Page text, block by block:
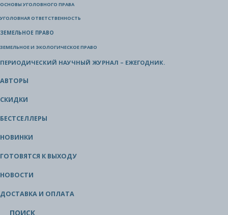
ОСНОВЫ УГОЛОВНОГО ПРАВА
УГОЛОВНАЯ ОТВЕТСТВЕННОСТЬ
ЗЕМЕЛЬНОЕ ПРАВО
ЗЕМЕЛЬНОЕ И ЭКОЛОГИЧЕСКОЕ ПРАВО
ПЕРИОДИЧЕСКИЙ НАУЧНЫЙ ЖУРНАЛ – ЕЖЕГОДНИК.
АВТОРЫ
СКИДКИ
БЕСТСЕЛЛЕРЫ
НОВИНКИ
ГОТОВЯТСЯ К ВЫХОДУ
НОВОСТИ
ДОСТАВКА И ОПЛАТА
ПОИСК